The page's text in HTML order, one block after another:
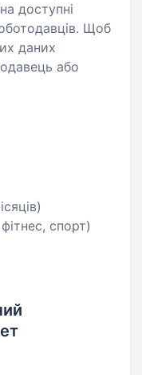
доступні
Щоб
даних
або
спорт)